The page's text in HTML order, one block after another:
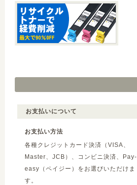
お支払いについて
お支払い方法
各種クレジットカード決済（VISA、
Master、JCB）、コンビニ決済、Pay-
easy（ペイジー）をお選びいただけま
す。